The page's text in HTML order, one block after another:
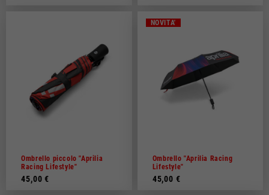
Ombrello piccolo "Aprilia
Racing Lifestyle"
45,00 €
NOVITA'
Ombrello "Aprilia Racing
Lifestyle"
45,00 €